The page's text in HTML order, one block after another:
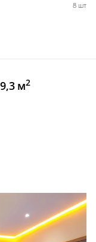
8 шт
м2